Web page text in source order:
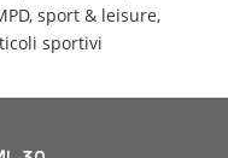
sport & leisure,
sportivi